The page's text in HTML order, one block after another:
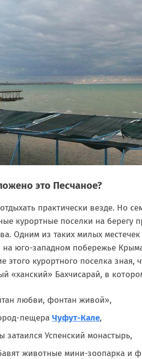
это Песчаное?
практически везде. Но
курортные поселки на берегу
Одним из таких милых
юго-западном побережье
этого курортного поселка зная,
«ханский» Бахчисарай, в
любви, фонтан живой»,
пещера Чуфут-Кале,
затаился Успенский монастырь,
животные мини-зоопарка и